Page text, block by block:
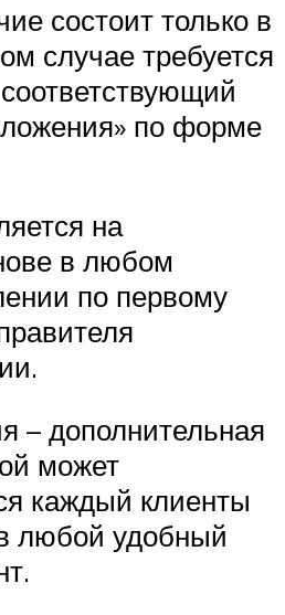
состоит только в
случае требуется
по форме
на
в любом
по первому
– дополнительная
может
каждый клиенты
любой удобный